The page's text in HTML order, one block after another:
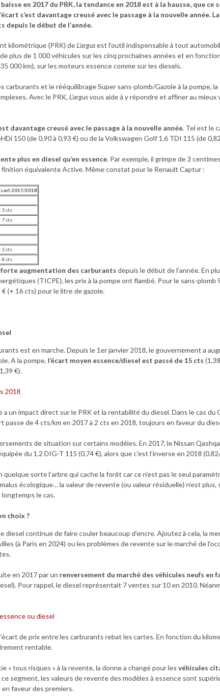
en 2017 du PRK, la tendance en 2018 est à la hausse, que ce
s’est davantage creusé avec le passage à la nouvelle année.
le début de l’année.
kilométrique (PRK) deL’argusest l’outil indispensable à tout
plus de 1 000 véhicules sur les cinq prochaines années et en
000 km), sur les moteurs essence comme sur les diesels.
carburants et le rééquilibrage Super sans-plomb/Gazole à la pompe,
Avec le PRK, L’argusvous aide à y répondre et affiner au
davantage creusé avec le passage à la nouvelle année. Tel est le
150 (de 0,90 à 0,93 €) ou de la Volkswagen Golf 1.6 TDI 115 (de
plus en diesel qu’en essence. Par exemple, il grimpe de 3
finition équivalente Active. Même constat pour le Renault Captur :
2017/2018
3 cts
7 cts
2 cts
8 cts
augmentation des carburants depuis le début de l’année. En
(TICPE), les prix à la pompe ont flambé. Pour le sans-plomb
(+ 16 cts) pour le litre de gazole.
est en marche. Depuis le 1er janvier 2018, le gouvernement a
A la pompe, l’écart moyen essence/diesel est passé de 15 cts
€).
a un impact direct sur le PRK et la rentabilité du diesel. Dans le cas du
passe de 4 cts/km en 2017 à 2 cts en 2018, toujours en faveur du
de situation sur certains modèles. En 2017, le Nissan
du 1.2 DIG-T 115 (0,74 €), alors que c’est l’inverse en 2018
sorte l’arbre qui cache la forêt car ce n’est pas le seul
écologique… la valeur de revente (ou valeur résiduelle) n’est
longtemps le cas.
choix ?
diesel continue de faire couler beaucoup d’encre. Ajoutez à cela, la
(à Paris en 2024) ou les problèmes de revente sur le marché de
en 2017 par un renversement du marché des véhicules neufs en
Pour rappel, le diesel représentait 7 ventes sur 10 en 2010.
de prix entre les carburants rebat les cartes. En fonction du
rentable.
« tous risques » à la revente, la donne a changé pour les véhicules
segment, les valeurs de revente des modèles à essence sont
en faveur des premiers.